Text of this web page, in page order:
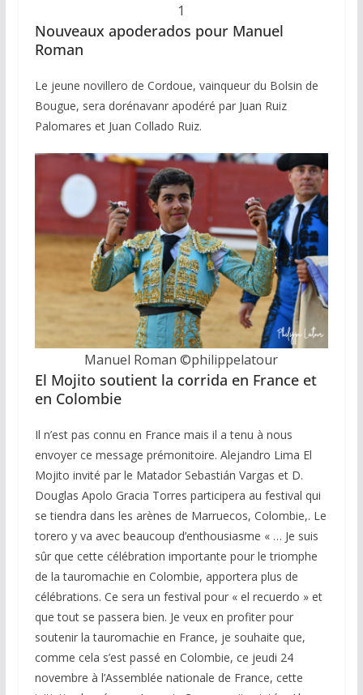
1
Nouveaux apoderados pour Manuel
Roman
Le jeune novillero de Cordoue, vainqueur du Bolsin de
Bougue, sera dorénavanr apodéré par Juan Ruiz
Palomares et Juan Collado Ruiz.
Manuel Roman ©️philippelatour
El Mojito soutient la corrida en France et
en Colombie
Il n’est pas connu en France mais il a tenu à nous
envoyer ce message prémonitoire. Alejandro Lima El
Mojito invité par le Matador Sebastián Vargas et D.
Douglas Apolo Gracia Torres participera au festival qui
se tiendra dans les arènes de Marruecos, Colombie,. Le
torero y va avec beaucoup d’enthousiasme « … Je suis
sûr que cette célébration importante pour le triomphe
de la tauromachie en Colombie, apportera plus de
célébrations. Ce sera un festival pour « el recuerdo » et
que tout se passera bien. Je veux en profiter pour
soutenir la tauromachie en France, je souhaite que,
comme cela s’est passé en Colombie, ce jeudi 24
novembre à l’Assemblée nationale de France, cette